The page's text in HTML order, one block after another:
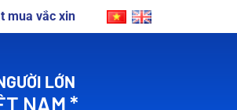
mua vắc xin
LỚN
NAM *